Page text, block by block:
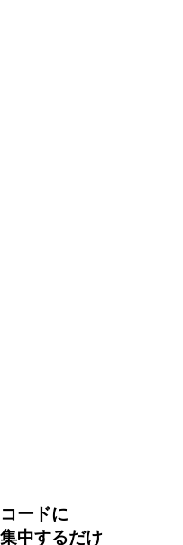
コードに
集中するだけ